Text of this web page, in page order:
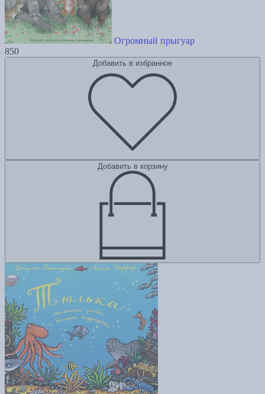
Огромный прыгуар
850
Добавить в избранное
Добавить в корзину